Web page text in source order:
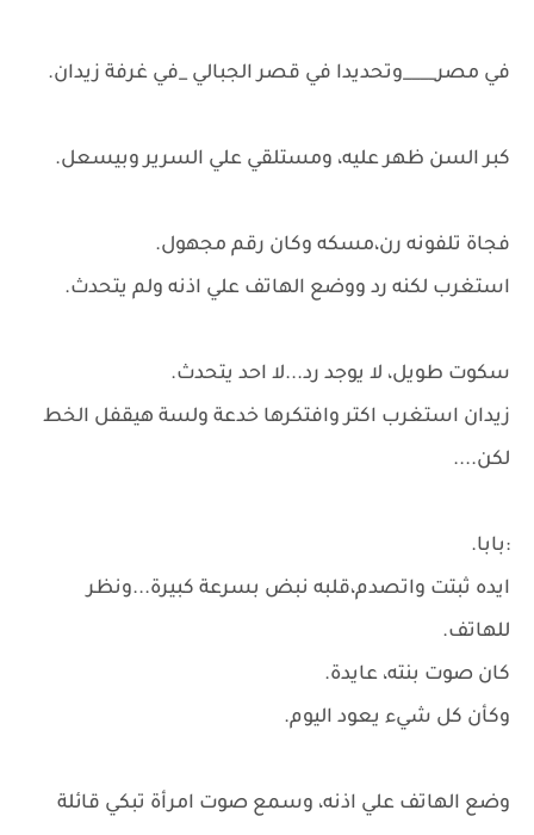
في مصر____وتحديدا في قصر الجبالي _في غرفة زيدان.
كبر السن ظهر عليه، ومستلقي علي السرير وبيسعل.
فجاة تلفونه رن،مسكه وكان رقم مجهول.
استغرب لكنه رد ووضع الهاتف علي اذنه ولم يتحدث.
سكوت طويل، لا يوجد رد...لا احد يتحدث.
زيدان استغرب اكتر وافتكرها خدعة ولسة هيقفل الخط
لكن....
:بابا.
ايده ثبتت واتصدم،قلبه نبض بسرعة كبيرة...ونظر
للهاتف.
كان صوت بنته، عايدة.
وكأن كل شيء يعود اليوم.
وضع الهاتف علي اذنه، وسمع صوت امرأة تبكي قائلة